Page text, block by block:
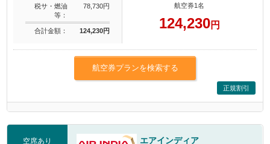
税サ・燃油
等：
78,730円
合計金額： 124,230円
航空券1名
124,230円
航空券プランを検索する
正規割引
空席あり エアインディア